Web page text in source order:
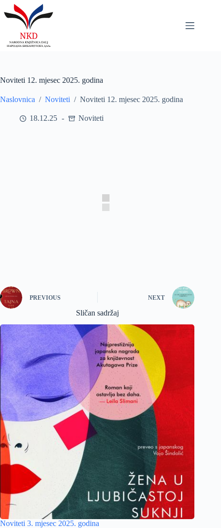
to
content
Noviteti 12. mjesec 2025. godina
Naslovnica / Noviteti / Noviteti 12. mjesec 2025. godina
18.12.25 Noviteti
PREVIOUS NEXT
Sličan sadržaj
Noviteti 3. mjesec 2025. godina